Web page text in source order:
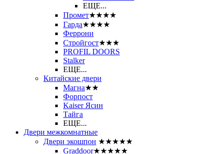
ЕЩЕ...
Промет★★★★
Гарда★★★★
Феррони
Стройгост★★★
PROFIL DOORS
Stalker
ЕЩЕ...
Китайские двери
Магна★★
Форпост
Kaiser Ясин
Тайга
ЕЩЕ...
Двери межкомнатные
Двери экошпон ★★★★★
Graddoor★★★★★